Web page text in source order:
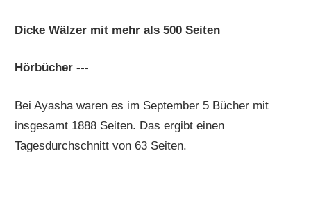
Dicke Wälzer mit mehr als 500 Seiten
Hörbücher ---
Bei Ayasha waren es im September 5 Bücher mit
insgesamt 1888 Seiten. Das ergibt einen
Tagesdurchschnitt von 63 Seiten.